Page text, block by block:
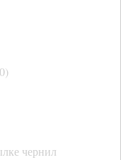
чернил